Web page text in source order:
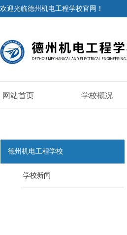
欢迎光临德州机电工程学校官网！
网站首页 学校概况
德州机电工程学校
学校新闻